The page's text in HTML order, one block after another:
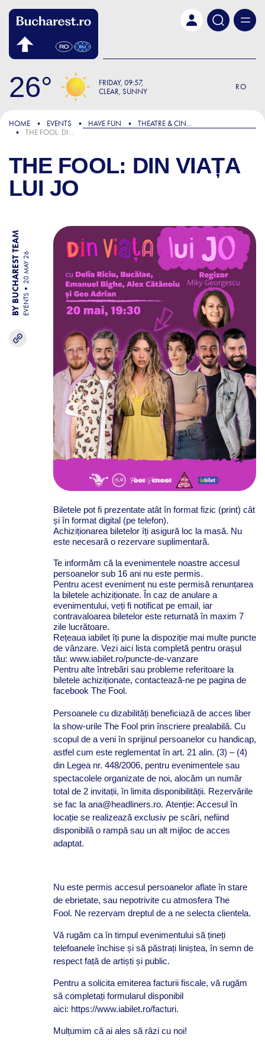
26 FRIDAY 09:57
CLEAR, SUNNY
RO
HOME EVENTS HAVE FUN
THEATRE & CINEMA
THE FOOL: DIN VIAȚA LUI JO
THE FOOL: DIN VIAȚA
LUI JO
BY BUCHAREST TEAM EVENTS
20 MAY 26
Biletele pot fi prezentate atât în format fizic (print) cât
și în format digital (pe telefon).
Achiziționarea biletelor îți asigură loc la masă. Nu
este necesară o rezervare suplimentară.
Te informăm că la evenimentele noastre accesul
persoanelor sub 16 ani nu este permis.
Pentru acest eveniment nu este permisă renunțarea
la biletele achiziționate. În caz de anulare a
evenimentului, veți fi notificat pe email, iar
contravaloarea biletelor este returnată în maxim 7
zile lucrătoare.
Rețeaua iabilet îți pune la dispoziție mai multe puncte
de vânzare. Vezi aici lista completă pentru orașul
tău: www.iabilet.ro/puncte-de-vanzare
Pentru alte întrebări sau probleme referitoare la
biletele achiziționate, contactează-ne pe pagina de
facebook The Fool.
Persoanele cu dizabilități beneficiază de acces liber
la show-urile The Fool prin înscriere prealabilă. Cu
scopul de a veni în sprijinul persoanelor cu handicap,
astfel cum este reglementat în art. 21 alin. (3) – (4)
din Legea nr. 448/2006, pentru evenimentele sau
spectacolele organizate de noi, alocăm un număr
total de 2 invitații, în limita disponibilității. Rezervările
se fac la ana@headliners.ro. Atenție: Accesul în
locație se realizează exclusiv pe scări, nefiind
disponibilă o rampă sau un alt mijloc de acces
adaptat.
Nu este permis accesul persoanelor aflate în stare
de ebrietate, sau nepotrivite cu atmosfera The
Fool. Ne rezervam dreptul de a ne selecta clientela.
Vă rugăm ca în timpul evenimentului să țineți
telefoanele închise și să păstrați liniștea, în semn de
respect față de artiști și public.
Pentru a solicita emiterea facturii fiscale, vă rugăm
să completați formularul disponibil
aici: https://www.iabilet.ro/facturi.
Mulțumim că ai ales să râzi cu noi!